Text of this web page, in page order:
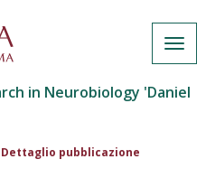
in Neurobiology 'Daniel
Dettaglio pubblicazione